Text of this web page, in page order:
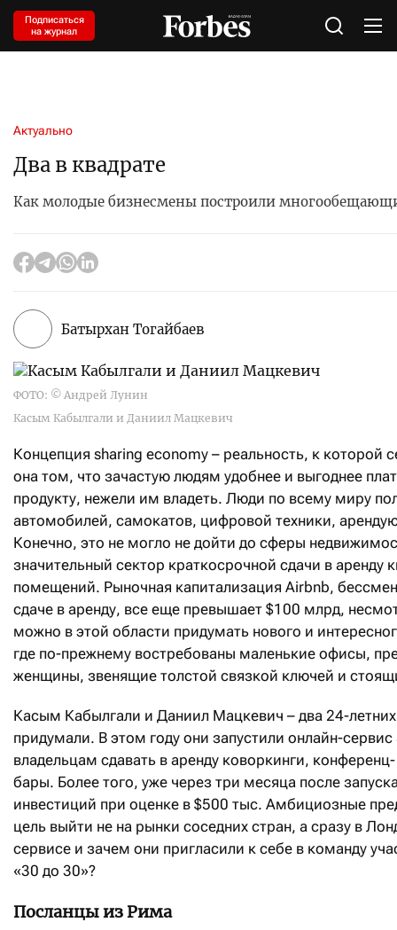
Подписаться
на журнал
Актуально
Два в квадрате
Как молодые бизнесмены построили
Батырхан Тогайбаев
ФОТО: © Андрей Лунин
Касым Кабылгали и Даниил Мацкевич
Концепция sharing economy – реальность, к которой
она том, что зачастую людям удобнее и выгоднее
продукту, нежели им владеть. Люди по всему миру
автомобилей, самокатов, цифровой техники,
Конечно, это не могло не дойти до сферы
значительный сектор краткосрочной сдачи в аренду
помещений. Рыночная капитализация Airbnb,
сдаче в аренду, все еще превышает $100 млрд,
можно в этой области придумать нового и
где по-прежнему востребованы маленькие офисы,
женщины, звенящие толстой связкой ключей и
Касым Кабылгали и Даниил Мацкевич – два 24-
придумали. В этом году они запустили онлайн-
владельцам сдавать в аренду коворкинги,
бары. Более того, уже через три месяца после
инвестиций при оценке в $500 тыс. Амбициозные
цель выйти не на рынки соседних стран, а сразу в
сервисе и зачем они пригласили к себе в команду
«30 до 30»?
Посланцы из Рима